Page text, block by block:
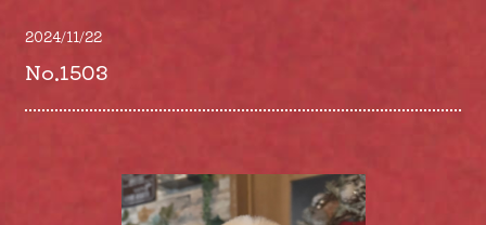
2024/11/22
No.1503